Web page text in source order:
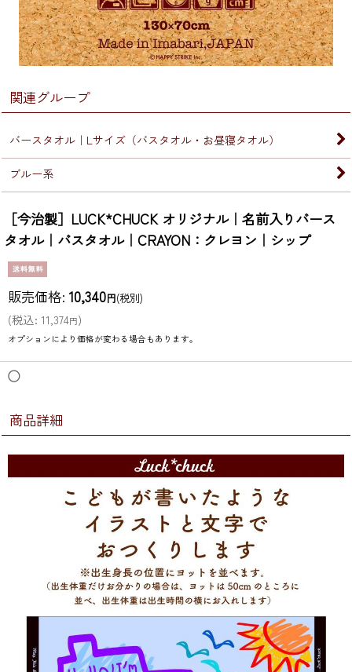
関連グループ
バースタオル｜Lサイズ（バスタオル・お昼寝タオル）
ブルー系
［今治製］LUCK*CHUCK オリジナル｜名前入りバース
タオル｜バスタオル｜CRAYON：クレヨン｜シップ
販売価格: 10,340円(税別)
(税込: 11,374円)
オプションにより価格が変わる場合もあります。
◯
商品詳細